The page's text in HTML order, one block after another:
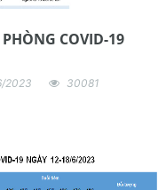
COVID-19
2023 30081